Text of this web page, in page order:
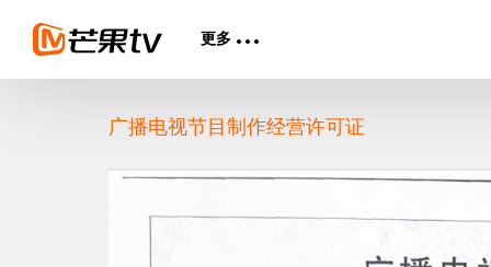
更多
广播电视节目制作经营许可证